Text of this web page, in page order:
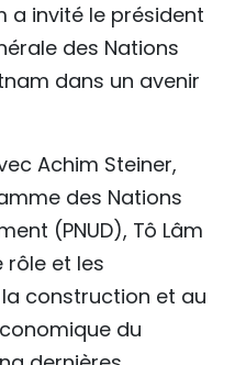
a invité le président
des Nations
dans un avenir
Achim Steiner,
des Nations
(PNUD), Tô Lâm
et les
construction et au
du